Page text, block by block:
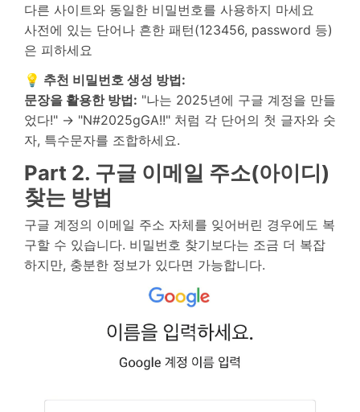
다른 사이트와 동일한 비밀번호를 사용하지 마세요
사전에 있는 단어나 흔한 패턴(123456, password 등)
은 피하세요
💡 추천 비밀번호 생성 방법:
문장을 활용한 방법: "나는 2025년에 구글 계정을 만들
었다!" → "N#2025gGA!!" 처럼 각 단어의 첫 글자와 숫
자, 특수문자를 조합하세요.
Part 2. 구글 이메일 주소(아이디)
찾는 방법
구글 계정의 이메일 주소 자체를 잊어버린 경우에도 복
구할 수 있습니다. 비밀번호 찾기보다는 조금 더 복잡
하지만, 충분한 정보가 있다면 가능합니다.